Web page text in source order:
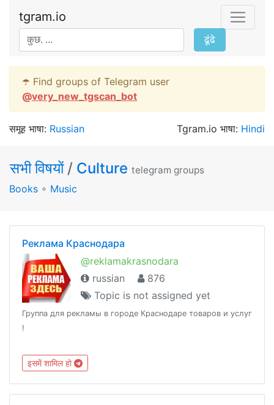
tgram.io
ढूंढे
☂️ Find groups of Telegram user
@very_new_tgscan_bot
समूह भाषा: Russian Tgram.io भाषा: Hindi
सभी विषयों / Culture telegram groups
Books ∘ Music
Реклама Краснодара
@reklamakrasnodara
russian
876
Topic is not assigned yet
Группа для рекламы в городе Краснодаре товаров и услуг
!
इसमें शामिल हो